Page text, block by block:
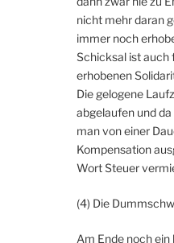
nicht mehr daran
immer noch
Schicksal ist auch
erhobenen
Die gelogene
abgelaufen und
man von einer
Kompensation
Wort Steuer
(4) Die
Am Ende noch